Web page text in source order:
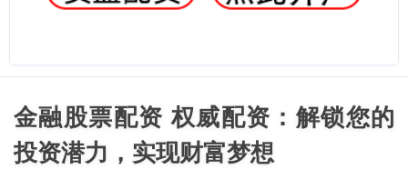
金融股票配资 权威配资：解锁您的
投资潜力，实现财富梦想